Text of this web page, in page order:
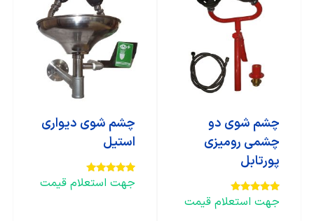
چشم شوی دو
چشمی رومیزی
پورتابل
امتیاز
5.00
جهت استعلام قیمت
چشم شوی دیواری
استیل
امتیاز
5.00
جهت استعلام قیمت